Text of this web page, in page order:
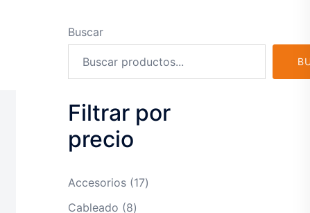
Buscar
Filtrar por
precio
Accesorios 1717
Cableado 88